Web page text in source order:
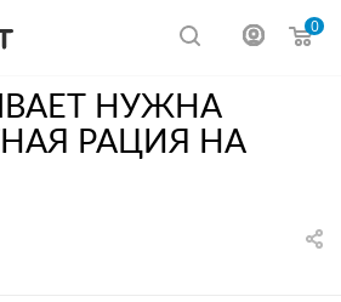
0
НУЖНА
РАЦИЯ НА